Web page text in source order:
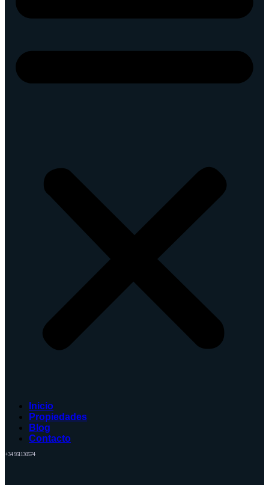
Inicio
Propiedades
Blog
Contacto
+34 951130574